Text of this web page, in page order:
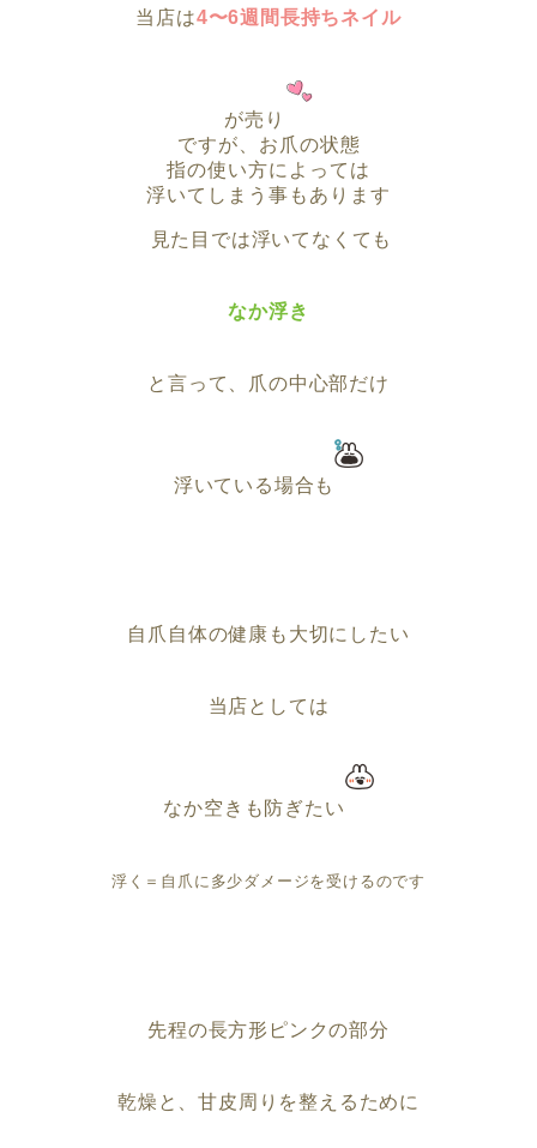
当店は4〜6週間長持ちネイル
が売り
ですが、お爪の状態
指の使い方によっては
浮いてしまう事もあります
見た目では浮いてなくても
なか浮き
と言って、爪の中心部だけ
浮いている場合も
自爪自体の健康も大切にしたい
当店としては
なか空きも防ぎたい
浮く＝自爪に多少ダメージを受けるのです
先程の長方形ピンクの部分
乾燥と、甘皮周りを整えるために